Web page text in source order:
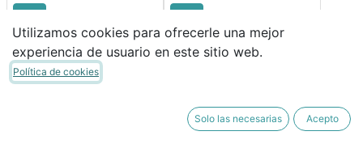
13,90€
11,82€
13,90€
11,82
Utilizamos cookies para ofrecerle una mejor
experiencia de usuario en este sitio web.
Política de cookies
Solo las necesarias Acepto